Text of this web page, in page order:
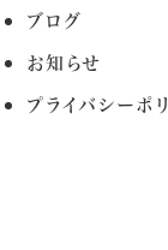
ブログ
お知らせ
プライバシーポ